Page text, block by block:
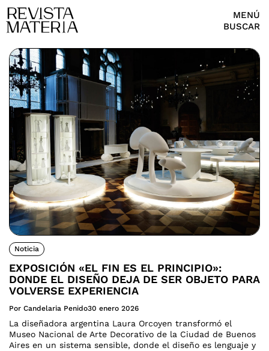
MENÚ
BUSCAR
Noticia
EXPOSICIÓN «EL FIN ES EL PRINCIPIO»:
DONDE EL DISEÑO DEJA DE SER OBJETO PARA
VOLVERSE EXPERIENCIA
Por Candelaria Penido30 enero 2026
La diseñadora argentina Laura Orcoyen transformó el
Museo Nacional de Arte Decorativo de la Ciudad de Buenos
Aires en un sistema sensible, donde el diseño es lenguaje y